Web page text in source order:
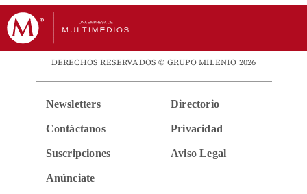
DERECHOS RESERVADOS © GRUPO MILENIO 2026
Newsletters
Contáctanos
Suscripciones
Anúnciate
Directorio
Privacidad
Aviso Legal